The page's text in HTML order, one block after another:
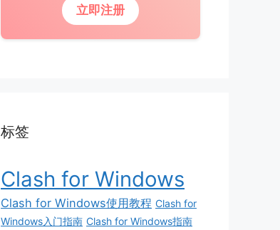
立即注册
标签
Clash for Windows
Clash for Windows使用教程 Clash for
Windows入门指南 Clash for Windows指南